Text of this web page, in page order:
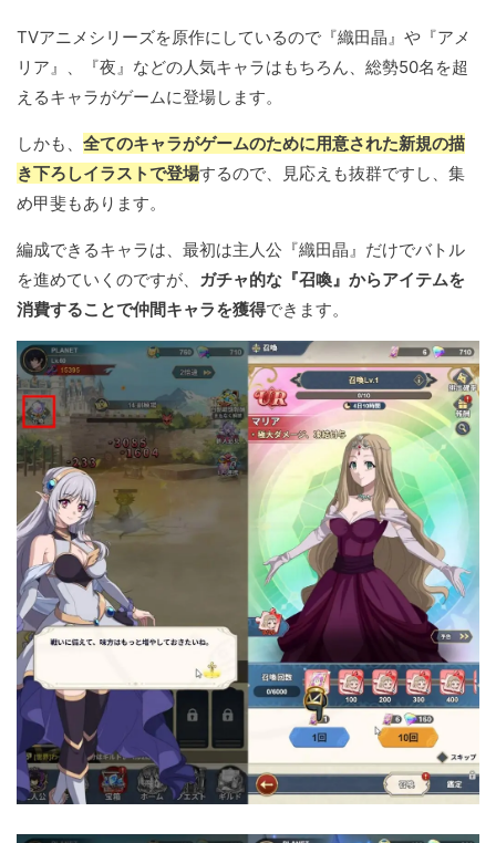
TVアニメシリーズを原作にしているので『織田晶』や『アメ
リア』、『夜』などの人気キャラはもちろん、総勢50名を超
えるキャラがゲームに登場します。
しかも、 全てのキャラがゲームのために用意された新規の描
き下ろしイラストで登場するので、見応えも抜群ですし、集
め甲斐もあります。
編成できるキャラは、最初は主人公『織田晶』だけでバトル
を進めていくのですが、 ガチャ的な『召喚』からアイテムを
消費することで仲間キャラを獲得できます。